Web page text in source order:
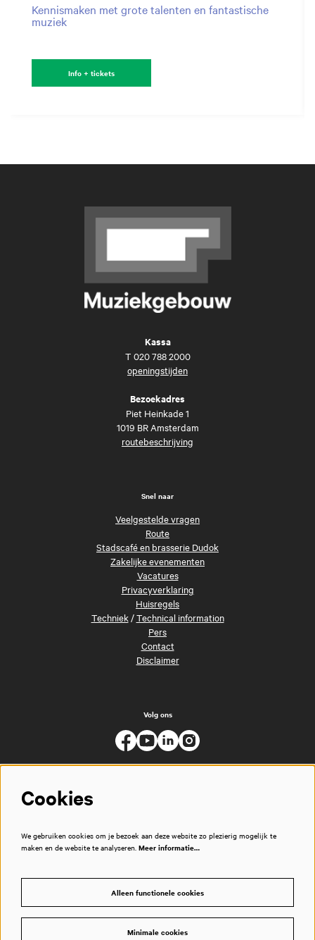
Kennismaken met grote talenten en fantastische
muziek
Info + tickets
Kassa
T 020 788 2000
openingstijden
Bezoekadres
Piet Heinkade 1
1019 BR Amsterdam
routebeschrijving
Snel naar
Veelgestelde vragen
Route
Stadscafé en brasserie Dudok
Zakelijke evenementen
Vacatures
Privacyverklaring
Huisregels
Techniek/Technical information
Pers
Contact
Disclaimer
Volg ons
Cookies
We gebruiken cookies om je bezoek aan deze website zo plezierig mogelijk te
maken en de website te analyseren. Meer informatie…
Alleen functionele cookies
Minimale cookies